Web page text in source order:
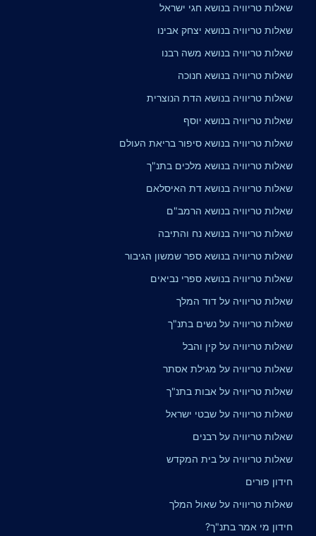
שאלות טריוויה בנושא חגי ישראל
שאלות טריוויה בנושא יצחק אבינו
שאלות טריוויה בנושא משה רבנו
שאלות טריוויה בנושא חנוכה
שאלות טריוויה בנושא הדת הנוצרית
שאלות טריוויה בנושא יוסף
שאלות טריוויה בנושא סיפור בריאת העולם
שאלות טריוויה בנושא מלכים בתנ"ך
שאלות טריוויה בנושא דת האיסלאם
שאלות טריוויה בנושא הרמב"ם
שאלות טריוויה בנושא נח והתיבה
שאלות טריוויה בנושא ספר שמשון הגיבור
שאלות טריוויה בנושא ספרי נביאים
שאלות טריוויה על דוד המלך
שאלות טריוויה על נשים בתנ"ך
שאלות טריוויה על קין והבל
שאלות טריוויה על מגילת אסתר
שאלות טריוויה על אבות בתנ"ך
שאלות טריוויה על שבטי ישראל
שאלות טריוויה על רבנים
שאלות טריוויה על בית המקדש
חידון פורים
שאלות טריוויה על שאול המלך
חידון מי אמר בתנ"ך?